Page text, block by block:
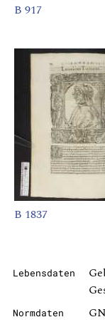
B 917
B 1837
Lebensdaten
Normdaten